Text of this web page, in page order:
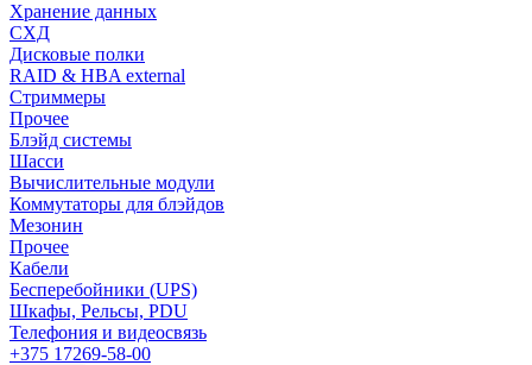
Хранение данных
СХД
Дисковые полки
RAID & HBA external
Стриммеры
Прочее
Блэйд системы
Шасси
Вычислительные модули
Коммутаторы для блэйдов
Мезонин
Прочее
Кабели
Бесперебойники (UPS)
Шкафы, Рельсы, PDU
Телефония и видеосвязь
+375 17269-58-00